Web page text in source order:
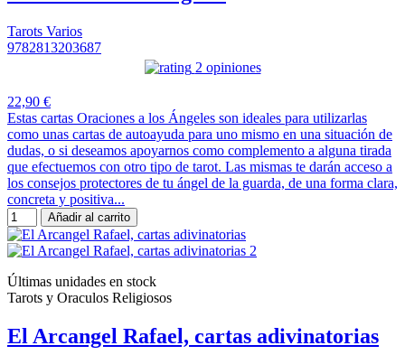
Tarots Varios
9782813203687
2 opiniones
22,90 €
Estas cartas Oraciones a los Ángeles son ideales para utilizarlas
como unas cartas de autoayuda para uno mismo en una situación de
dudas, o si deseamos apoyarnos como complemento a alguna tirada
que efectuemos con otro tipo de tarot. Las mismas te darán acceso a
los consejos protectores de tu ángel de la guarda, de una forma clara,
concreta y positiva...
Añadir al carrito
Últimas unidades en stock
Tarots y Oraculos Religiosos
El Arcangel Rafael, cartas adivinatorias